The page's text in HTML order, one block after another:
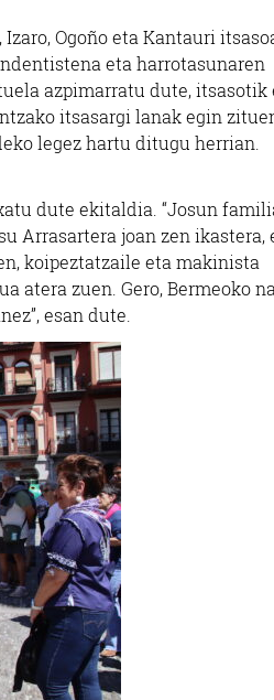
Ogoño eta Kantauri
eta harrotasunaren
azpimarratu dute, itsasotik
itsasargi lanak egin
legez hartu ditugu herrian.
dute ekitaldia. “Josun
Arrasartera joan zen ikastera,
koipeztatzaile eta makinista
atera zuen. Gero, Bermeoko
esan dute.